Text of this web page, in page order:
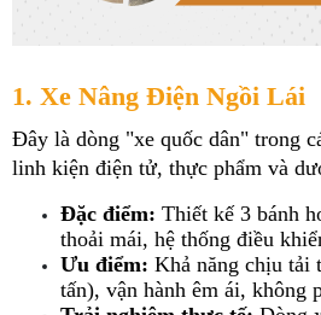
1. Xe Nâng Điện Ngồi Lái
Đây là dòng "xe quốc dân" trong
linh kiện điện tử, thực phẩm và
Đặc điểm: Thiết kế 3 bánh
thoải mái, hệ thống điều
Ưu điểm: Khả năng chịu tải
tấn), vận hành êm ái, không